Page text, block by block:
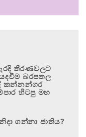
තීරණවලට
බරපතල
කන්නන්ගර
හිටපු මහ
ගන්නා ජාතිය?